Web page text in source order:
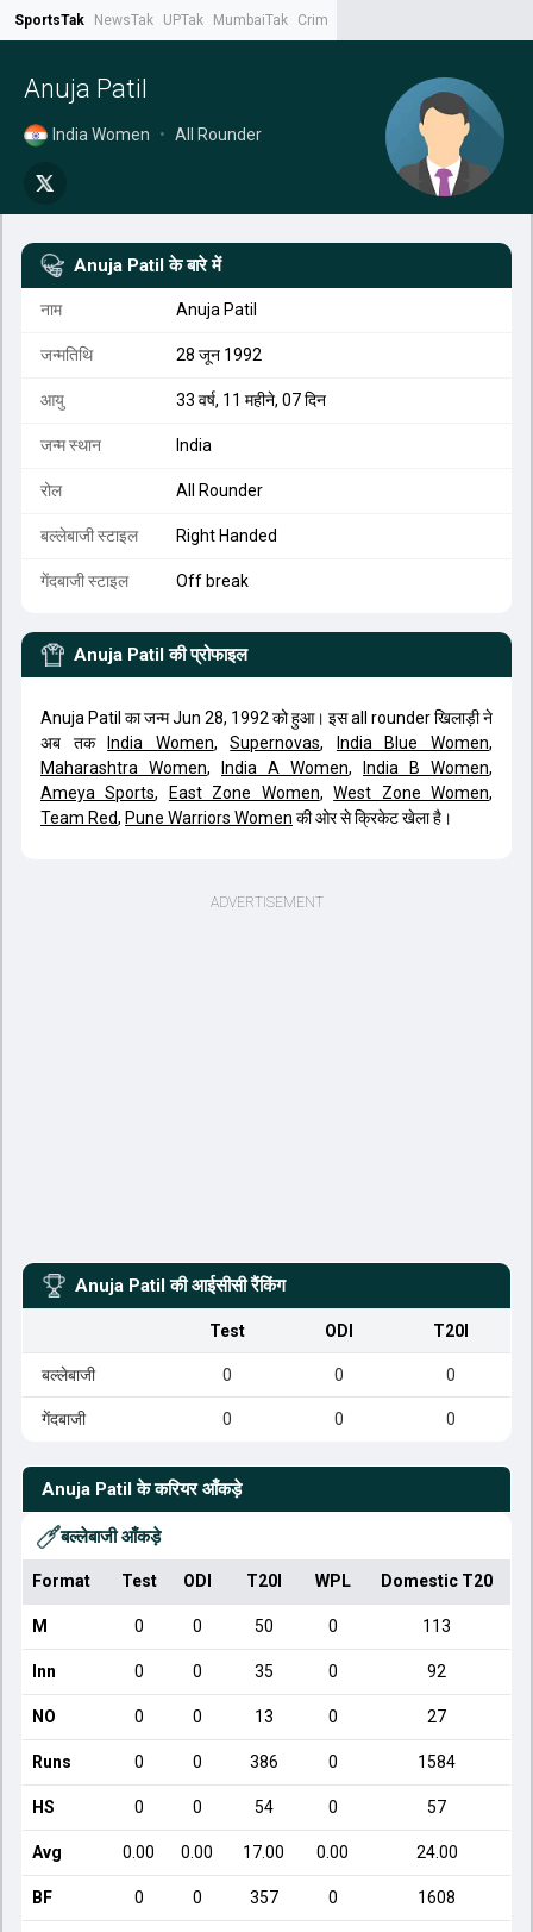
SportsTak NewsTak UPTak MumbaiTak CrimeTak
Anuja Patil
India Women • All Rounder
Anuja Patil के बारे में
नाम Anuja Patil
जन्मतिथि 28 जून 1992
आयु 33 वर्ष, 11 महीने, 07 दिन
जन्म स्थान India
रोल All Rounder
बल्लेबाजी स्टाइल Right Handed
गेंदबाजी स्टाइल Off break
Anuja Patil की प्रोफाइल
Anuja Patil का जन्म Jun 28, 1992 को हुआ। इस all rounder खिलाड़ी ने
अब तक
India Women,Supernovas, India Blue Women,
Maharashtra Women, India A Women, India B Women,
Ameya Sports, East Zone Women,West Zone Women,
Team Red, Pune Warriors Women की ओर से क्रिकेट खेला है।
Anuja Patil की आईसीसी रैंकिंग
Test ODI T20I
बल्लेबाजी 0 0 0
गेंदबाजी 0 0 0
Anuja Patil के करियर आँकड़े
बल्लेबाजी आँकड़े
Format Test ODI T20I WPL Domestic T20
M 0 0 50 0 113
Inn 0 0 35 0 92
NO 0 0 13 0 27
Runs 0 0 386 0 1584
HS 0 0 54 0 57
Avg 0.00 0.00 17.00 0.00 24.00
BF 0 0 357 0 1608